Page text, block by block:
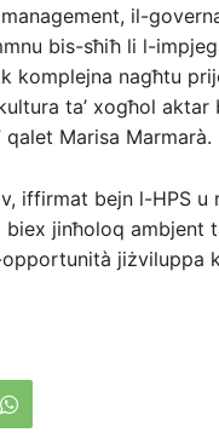
il-
bis-sħiħ li l-
komplejna nagħtu
ta’ xogħol aktar
Marisa Marmarà.
iffirmat bejn l-HPS u
jinħoloq ambjent
jiżviluppa